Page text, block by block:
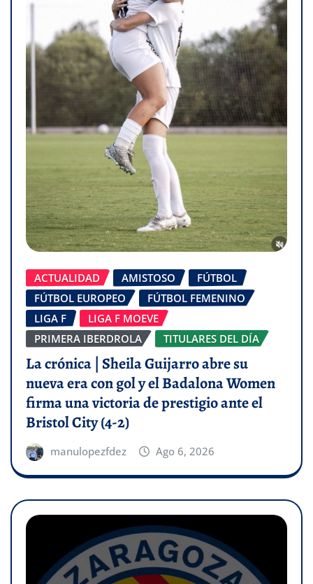
ACTUALIDAD AMISTOSO
FÚTBOL
FÚTBOL EUROPEO
FÚTBOL FEMENINO
LIGA F
LIGA F MOEVE
PRIMERA IBERDROLA
TITULARES DEL DÍA
La crónica | Sheila Guijarro abre su
nueva era con gol y el Badalona Women
firma una victoria de prestigio ante el
Bristol City (4-2)
manulopezfdez Ago 6, 2026